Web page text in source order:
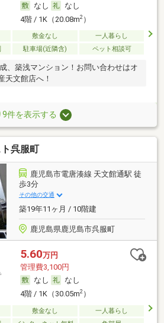
なし
なし
4階 / 1K（20.08m2）
敷金なし
一人暮らし
駐車場(近隣含) ペット相談可
、築浅マンション！お問い合わせはオ
天文館店へ！
9件を表示する
呉服町
鹿児島市電唐湊線 天文館通駅 徒
歩3分
その他の交通
築19年11ヶ月 / 10階建
鹿児島県鹿児島市呉服町
5.60万円
管理費3,100円
なし
なし
4階 / 1K（30.05m2）
敷金なし
一人暮らし